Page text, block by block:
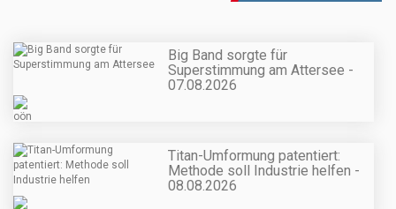
Big Band sorgte für
Superstimmung am Attersee -
07.08.2026
Titan-Umformung patentiert:
Methode soll Industrie helfen -
08.08.2026